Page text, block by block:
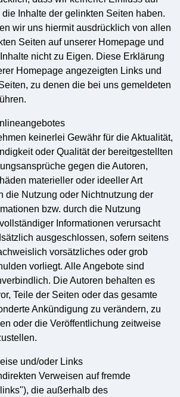
Inhalte der gelinkten Seiten haben.
wir uns hiermit ausdrücklich von allen
Seiten auf unserer Homepage und
nicht zu Eigen. Diese Erklärung
Homepage angezeigten Links und
zu denen die bei uns gemeldeten
keinerlei Gewähr für die Aktualität,
oder Qualität der bereitgestellten
gegen die Autoren,
materieller oder ideeller Art
die Nutzung oder Nichtnutzung der
bzw. durch die Nutzung
Informationen verursacht
ausgeschlossen, sofern seitens
vorsätzliches oder grob
vorliegt. Alle Angebote sind
Die Autoren behalten es
Teile der Seiten oder das gesamte
Ankündigung zu verändern, zu
oder die Veröffentlichung zeitweise
und/oder Links
Verweisen auf fremde
die außerhalb des